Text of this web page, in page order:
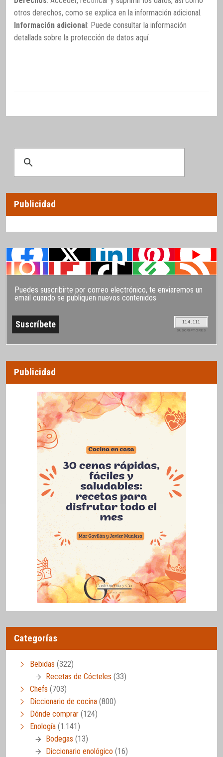
otros derechos, como se explica en la información adicional.
Información adicional: Puede consultar la información
detallada sobre la protección de datos aquí.
Publicidad
Puedes suscribirte por correo electrónico, te enviaremos un
email cuando se publiquen nuevos contenidos
114.111
SUSCRIPTORES
Publicidad
Categorías
Bebidas (322)
Recetas de Cócteles (33)
Chefs (703)
Diccionario de cocina (800)
Dónde comprar (124)
Enología (1.141)
Bodegas (13)
Diccionario enológico (16)